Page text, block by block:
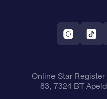
Aplicativo RV Fly
Constelações
Online Star Register
83, 7324 BT